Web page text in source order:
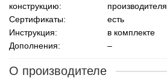
конструкцию:
производителя
Сертификаты:
есть
Инструкция:
в комплекте
Дополнения:
–
О производителе